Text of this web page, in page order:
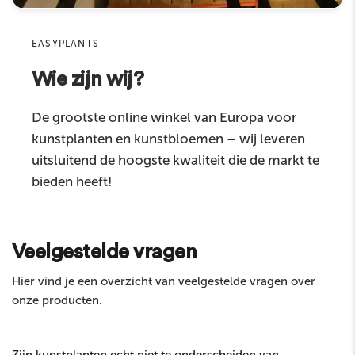
Sku
Commentaire
Envoyer
EASYPLANTS
Wie zijn wij?
De grootste online winkel van Europa voor
kunstplanten en kunstbloemen – wij leveren
uitsluitend de hoogste kwaliteit die de markt te
bieden heeft!
Veelgestelde vragen
Hier vind je een overzicht van veelgestelde vragen over
onze producten.